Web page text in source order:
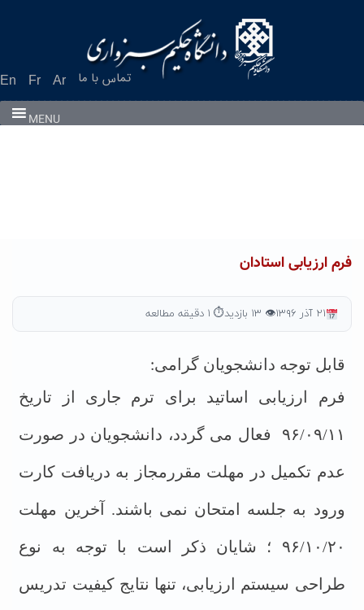
En Fr Ar تماس با ما
MENU
فرم ارزیابی استادان
۲۱ آذر ۱۳۹۶ 👁 ۱۳ بازدید ⏱ ۱ دقیقه مطالعه
قابل توجه دانشجویان گرامی:
فرم ارزیابی اساتید برای ترم جاری از تاریخ
۹۶/۰۹/۱۱ فعال می گردد، دانشجویان در صورت
عدم تکمیل در مهلت مقررمجاز به دریافت کارت
ورود به جلسه امتحان نمی باشند. آخرین مهلت
۹۶/۱۰/۲۰ ؛ شایان ذکر است با توجه به نوع
طراحی سیستم ارزیابی، تنها نتایج کیفیت تدریس